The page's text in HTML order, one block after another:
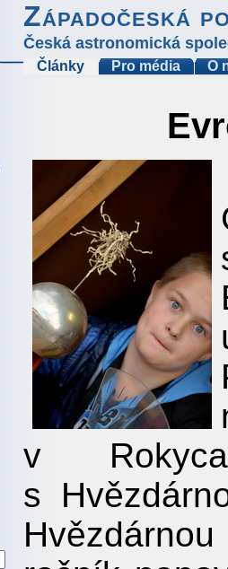
Západočeská
Česká astronomická
Články Pro média O
v
s